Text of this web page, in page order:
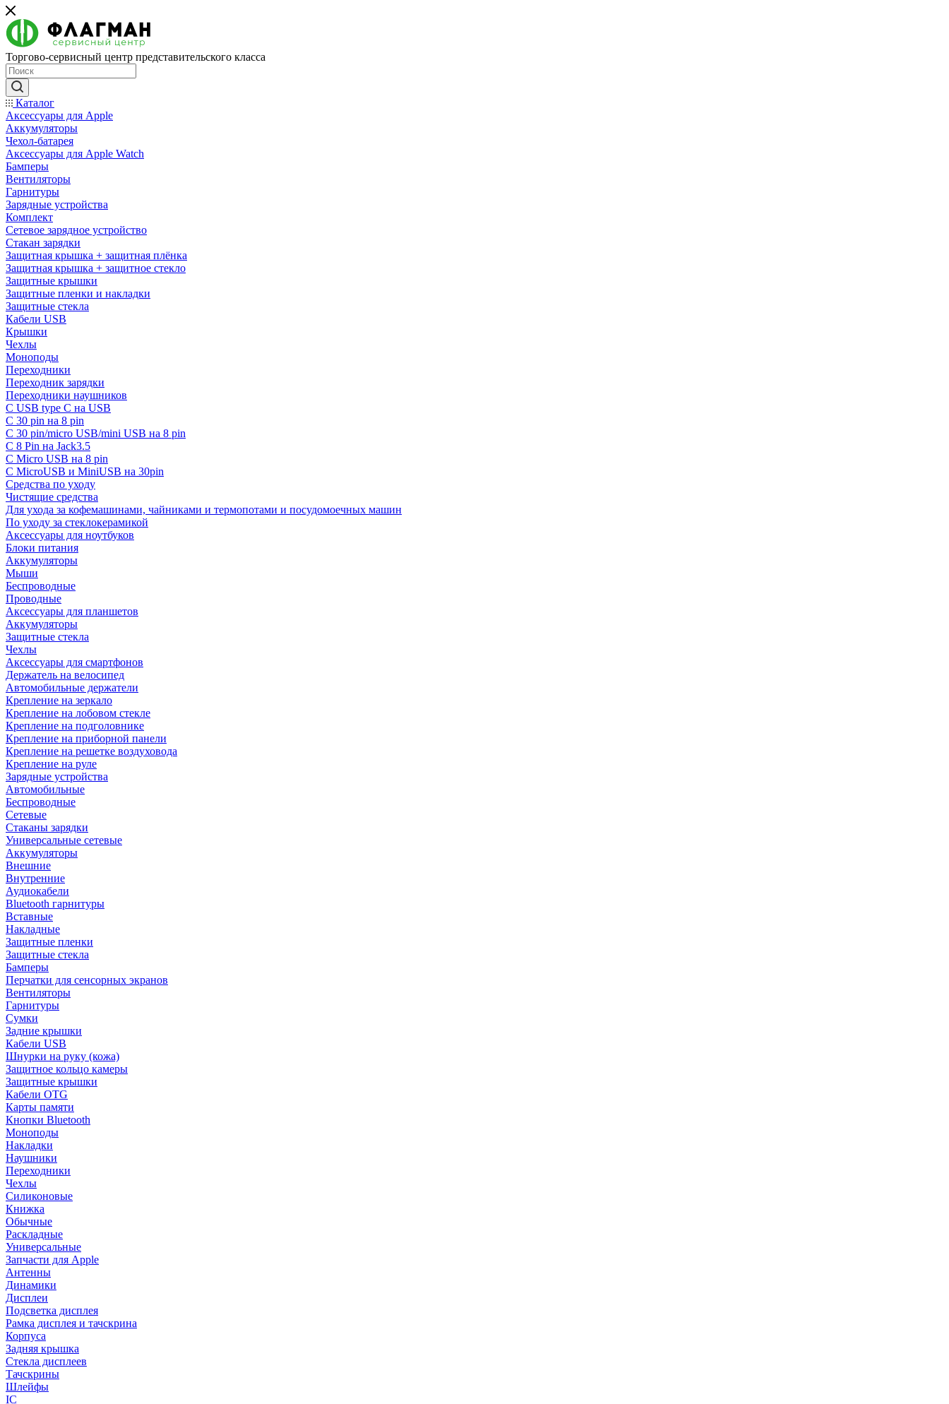
Торгово-сервисный центр представительского класса
Каталог
Аксессуары для Apple
Аккумуляторы
Чехол-батарея
Аксессуары для Apple Watch
Бамперы
Вентиляторы
Гарнитуры
Зарядные устройства
Комплект
Сетевое зарядное устройство
Стакан зарядки
Защитная крышка + защитная плёнка
Защитная крышка + защитное стекло
Защитные крышки
Защитные пленки и накладки
Защитные стекла
Кабели USB
Крышки
Чехлы
Моноподы
Переходники
Переходник зарядки
Переходники наушников
С USB type C на USB
С 30 pin на 8 pin
С 30 pin/micro USB/mini USB на 8 pin
С 8 Pin на Jack3.5
С Micro USB на 8 pin
С MicroUSB и MiniUSB на 30pin
Средства по уходу
Чистящие средства
Для ухода за кофемашинами, чайниками и термопотами и посудомоечных машин
По уходу за стеклокерамикой
Аксессуары для ноутбуков
Блоки питания
Аккумуляторы
Мыши
Беспроводные
Проводные
Аксессуары для планшетов
Аккумуляторы
Защитные стекла
Чехлы
Аксессуары для смартфонов
Держатель на велосипед
Автомобильные держатели
Крепление на зеркало
Крепление на лобовом стекле
Крепление на подголовнике
Крепление на приборной панели
Крепление на решетке воздуховода
Крепление на руле
Зарядные устройства
Автомобильные
Беспроводные
Сетевые
Стаканы зарядки
Универсальные сетевые
Аккумуляторы
Внешние
Внутренние
Аудиокабели
Bluetooth гарнитуры
Вставные
Накладные
Защитные пленки
Защитные стекла
Бамперы
Перчатки для сенсорных экранов
Вентиляторы
Гарнитуры
Сумки
Задние крышки
Кабели USB
Шнурки на руку (кожа)
Защитное кольцо камеры
Защитные крышки
Кабели OTG
Карты памяти
Кнопки Bluetooth
Моноподы
Накладки
Наушники
Переходники
Чехлы
Силиконовые
Книжка
Обычные
Раскладные
Универсальные
Запчасти для Apple
Антенны
Динамики
Дисплеи
Подсветка дисплея
Рамка дисплея и тачскрина
Корпуса
Задняя крышка
Стекла дисплеев
Тачскрины
Шлейфы
IC